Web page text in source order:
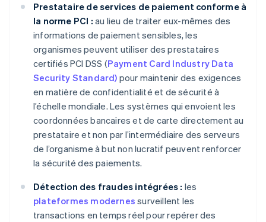
Prestataire de services de paiement conforme à
la norme PCI : au lieu de traiter eux-mêmes des
informations de paiement sensibles, les
organismes peuvent utiliser des prestataires
certifiés PCI DSS (Payment Card Industry Data
Security Standard) pour maintenir des exigences
en matière de confidentialité et de sécurité à
l’échelle mondiale. Les systèmes qui envoient les
coordonnées bancaires et de carte directement au
prestataire et non par l’intermédiaire des serveurs
de l’organisme à but non lucratif peuvent renforcer
la sécurité des paiements.
Détection des fraudes intégrées : les
plateformes modernes surveillent les
transactions en temps réel pour repérer des